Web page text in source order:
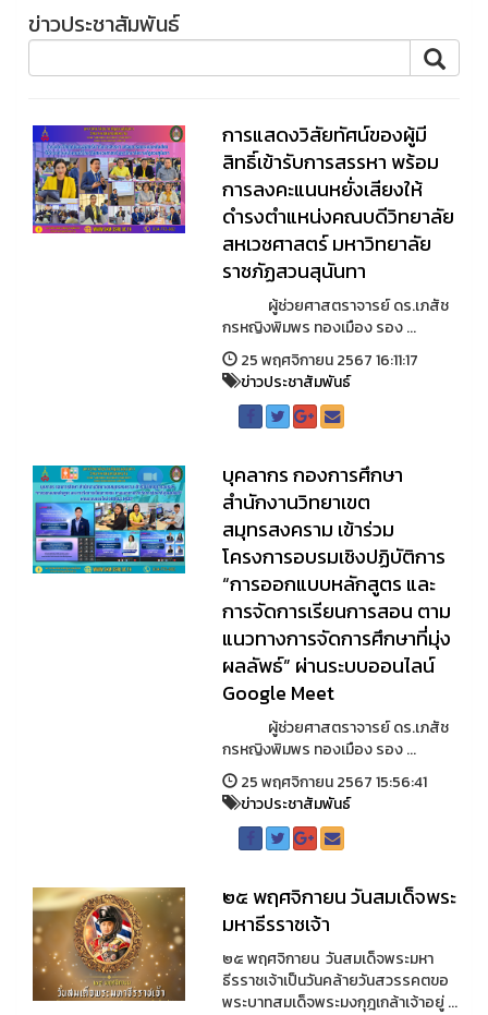
ข่าวประชาสัมพันธ์
การแสดงวิสัยทัศน์ของผู้มี
สิทธิ์เข้ารับการสรรหา พร้อม
การลงคะแนนหยั่งเสียงให้
ดำรงตำแหน่งคณบดีวิทยาลัย
สหเวชศาสตร์ มหาวิทยาลัย
ราชภัฏสวนสุนันทา
ผู้ช่วยศาสตราจารย์ ดร.เภสัช
กรหญิงพิมพร ทองเมือง รอง ...
25 พฤศจิกายน 2567 16:11:17
ข่าวประชาสัมพันธ์
บุคลากร กองการศึกษา
สำนักงานวิทยาเขต
สมุทรสงคราม เข้าร่วม
โครงการอบรมเชิงปฏิบัติการ
“การออกแบบหลักสูตร และ
การจัดการเรียนการสอน ตาม
แนวทางการจัดการศึกษาที่มุ่ง
ผลลัพธ์” ผ่านระบบออนไลน์
Google Meet
ผู้ช่วยศาสตราจารย์ ดร.เภสัช
กรหญิงพิมพร ทองเมือง รอง ...
25 พฤศจิกายน 2567 15:56:41
ข่าวประชาสัมพันธ์
๒๕ พฤศจิกายน วันสมเด็จพระ
มหาธีรราชเจ้า
๒๕ พฤศจิกายน วันสมเด็จพระมหา
ธีรราชเจ้าเป็นวันคล้ายวันสวรรคตขอ
พระบาทสมเด็จพระมงกุฎเกล้าเจ้าอยู่ ...